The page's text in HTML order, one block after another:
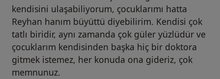
kendisini ulaşabiliyorum, çocuklarımı hatta
Reyhan hanım büyüttü diyebilirim. Kendisi çok
tatlı biridir, aynı zamanda çok güler yüzlüdür ve
çocuklarım kendisinden başka hiç bir doktora
gitmek istemez, her konuda ona gideriz, çok
memnunuz.